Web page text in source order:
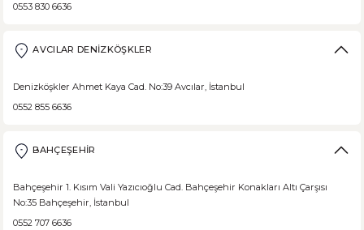
DEVAMI
Borodinsky Rus Ekmeği, rus siyah çavdar ekmeği olarak da bilinir.
DEVAMI
Medovik, Slav mutfağından dünyaya yayılmış bir pastadır. Eski
0553 830 6636
AVCILAR DENİZKÖŞKLER
Denizköşkler Ahmet Kaya Cad. No:39 Avcılar, İstanbul
0552 855 6636
BAHÇEŞEHİR
Bahçeşehir 1. Kısım Vali Yazıcıoğlu Cad. Bahçeşehir Konakları Altı Çarşısı
No:35 Bahçeşehir, İstanbul
0552 707 6636